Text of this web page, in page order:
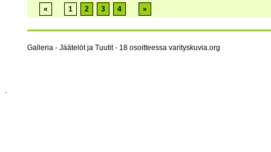
« 1 2 3 4 »
Galleria - Jäätelöt ja Tuutit - 18 osoitteessa varityskuvia.org
.